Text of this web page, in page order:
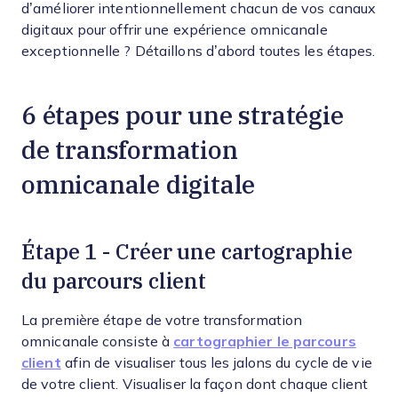
d’améliorer intentionnellement chacun de vos canaux
digitaux pour offrir une expérience omnicanale
exceptionnelle ? Détaillons d’abord toutes les étapes.
6 étapes pour une stratégie
de transformation
omnicanale digitale
Étape 1 - Créer une cartographie
du parcours client
La première étape de votre transformation
omnicanale consiste à cartographier le parcours
client afin de visualiser tous les jalons du cycle de vie
de votre client. Visualiser la façon dont chaque client